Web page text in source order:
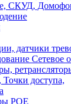
СКУД,
датчики
Сетевое
доступа,
POE